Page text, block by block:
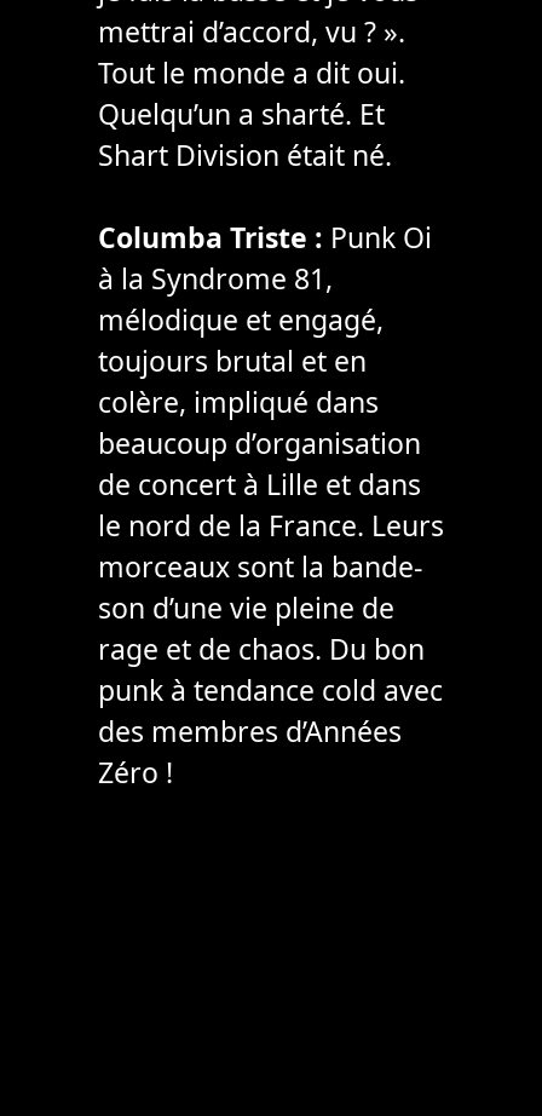
mettrai d’accord, vu ? ».
Tout le monde a dit oui.
Quelqu’un a sharté. Et
Shart Division était né.
Columba Triste : Punk Oi
à la Syndrome 81,
mélodique et engagé,
toujours brutal et en
colère, impliqué dans
beaucoup d’organisation
de concert à Lille et dans
le nord de la France. Leurs
morceaux sont la bande-
son d’une vie pleine de
rage et de chaos. Du bon
punk à tendance cold avec
des membres d’Années
Zéro !